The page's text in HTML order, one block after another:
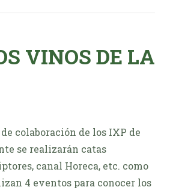
VINOS DE LA
colaboración de los IXP de
se realizarán catas
canal Horeca, etc. como
4 eventos para conocer los